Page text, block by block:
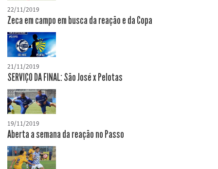
22/11/2019
Zeca em campo em busca da reação e da Copa
21/11/2019
SERVIÇO DA FINAL: São José x Pelotas
19/11/2019
Aberta a semana da reação no Passo